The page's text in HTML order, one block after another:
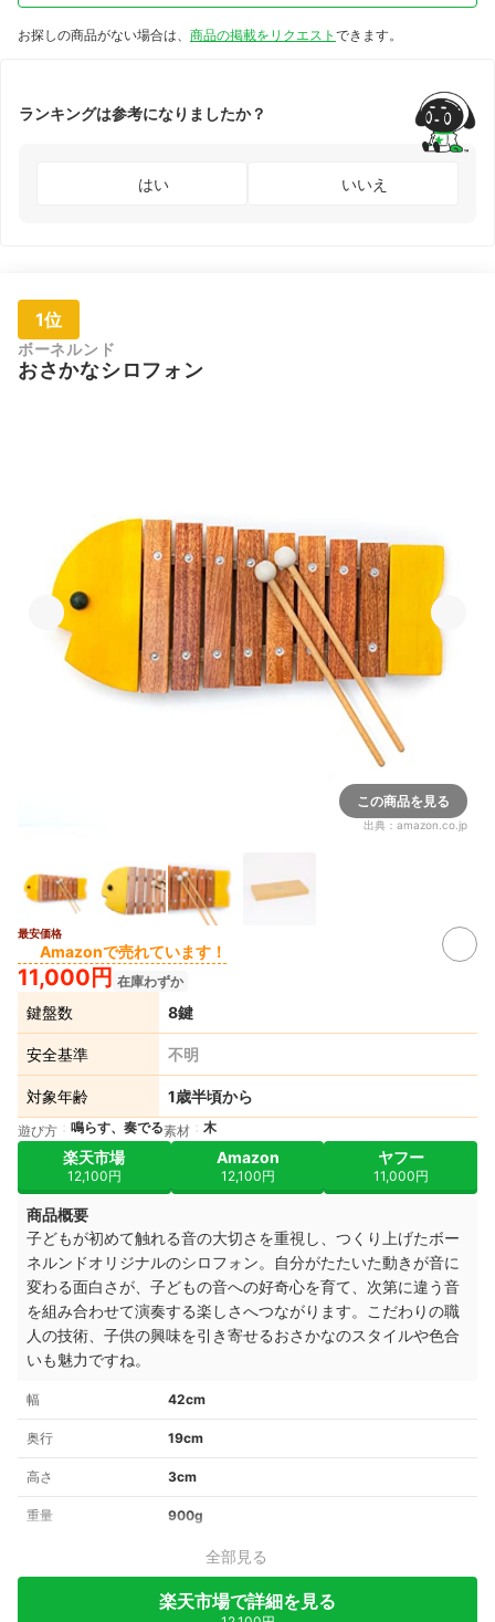
お探しの商品がない場合は、 商品の掲載をリクエスト できます。
ランキングは参考になりましたか？
はい いいえ
1位
ボーネルンド
おさかなシロフォン
この商品を見る
出典： amazon.co.jp
最安価格
Amazonで売れています！
11,000円 在庫わずか
鍵盤数 8鍵
安全基準 不明
対象年齢 1歳半頃から
遊び方 鳴らす、奏でる素材 木
楽天市場
12,100円
Amazon
12,100円
ヤフー
11,000円
商品概要
子どもが初めて触れる音の大切さを重視し、つくり上げたボー
ネルンドオリジナルのシロフォン。自分がたたいた動きが音に
変わる面白さが、子どもの音への好奇心を育て、次第に違う音
を組み合わせて演奏する楽しさへつながります。こだわりの職
人の技術、子供の興味を引き寄せるおさかなのスタイルや色合
いも魅力ですね。
幅 42cm
奥行 19cm
高さ 3cm
重量 900g
全部見る
楽天市場で詳細を見る